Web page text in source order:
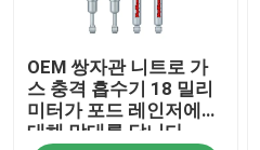
OEM 쌍자관 니트로 가
스 충격 흡수기 18 밀리
미터가 포드 레인저에
대해 막대를 답니다